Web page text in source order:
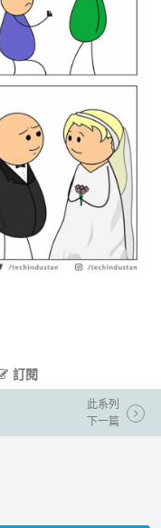
訂閱
此系列
下一篇